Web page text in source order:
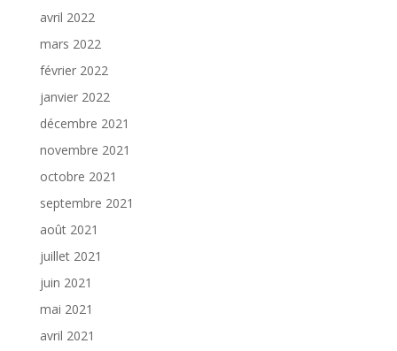
avril 2022
mars 2022
février 2022
janvier 2022
décembre 2021
novembre 2021
octobre 2021
septembre 2021
août 2021
juillet 2021
juin 2021
mai 2021
avril 2021